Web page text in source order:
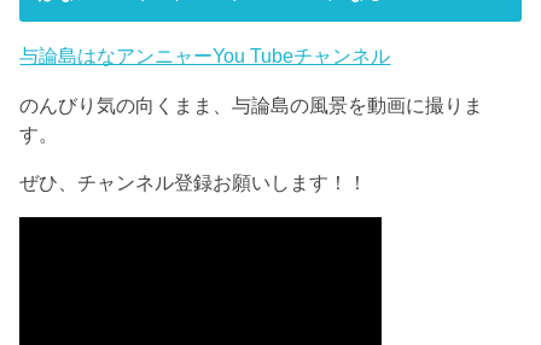
与論島はなアンニャーYou Tubeチャンネル
のんびり気の向くまま、与論島の風景を動画に撮りま
す。
ぜひ、チャンネル登録お願いします！！